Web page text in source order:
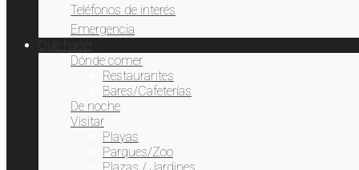
Teléfonos de interés
Emergencia
Qué hacer
Dónde comer
Restaurantes
Bares/Cafeterías
De noche
Visitar
Playas
Parques/Zoo